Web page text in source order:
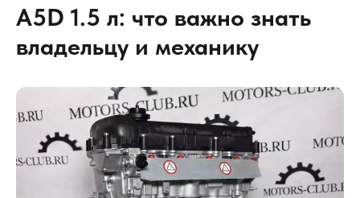
A5D 1.5 л: что важно знать
владельцу и механику